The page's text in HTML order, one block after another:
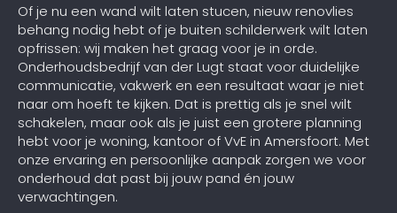
Of je nu een wand wilt laten stucen, nieuw renovlies
behang nodig hebt of je buiten schilderwerk wilt laten
opfrissen: wij maken het graag voor je in orde.
Onderhoudsbedrijf van der Lugt staat voor duidelijke
communicatie, vakwerk en een resultaat waar je niet
naar om hoeft te kijken. Dat is prettig als je snel wilt
schakelen, maar ook als je juist een grotere planning
hebt voor je woning, kantoor of VvE in Amersfoort. Met
onze ervaring en persoonlijke aanpak zorgen we voor
onderhoud dat past bij jouw pand én jouw
verwachtingen.